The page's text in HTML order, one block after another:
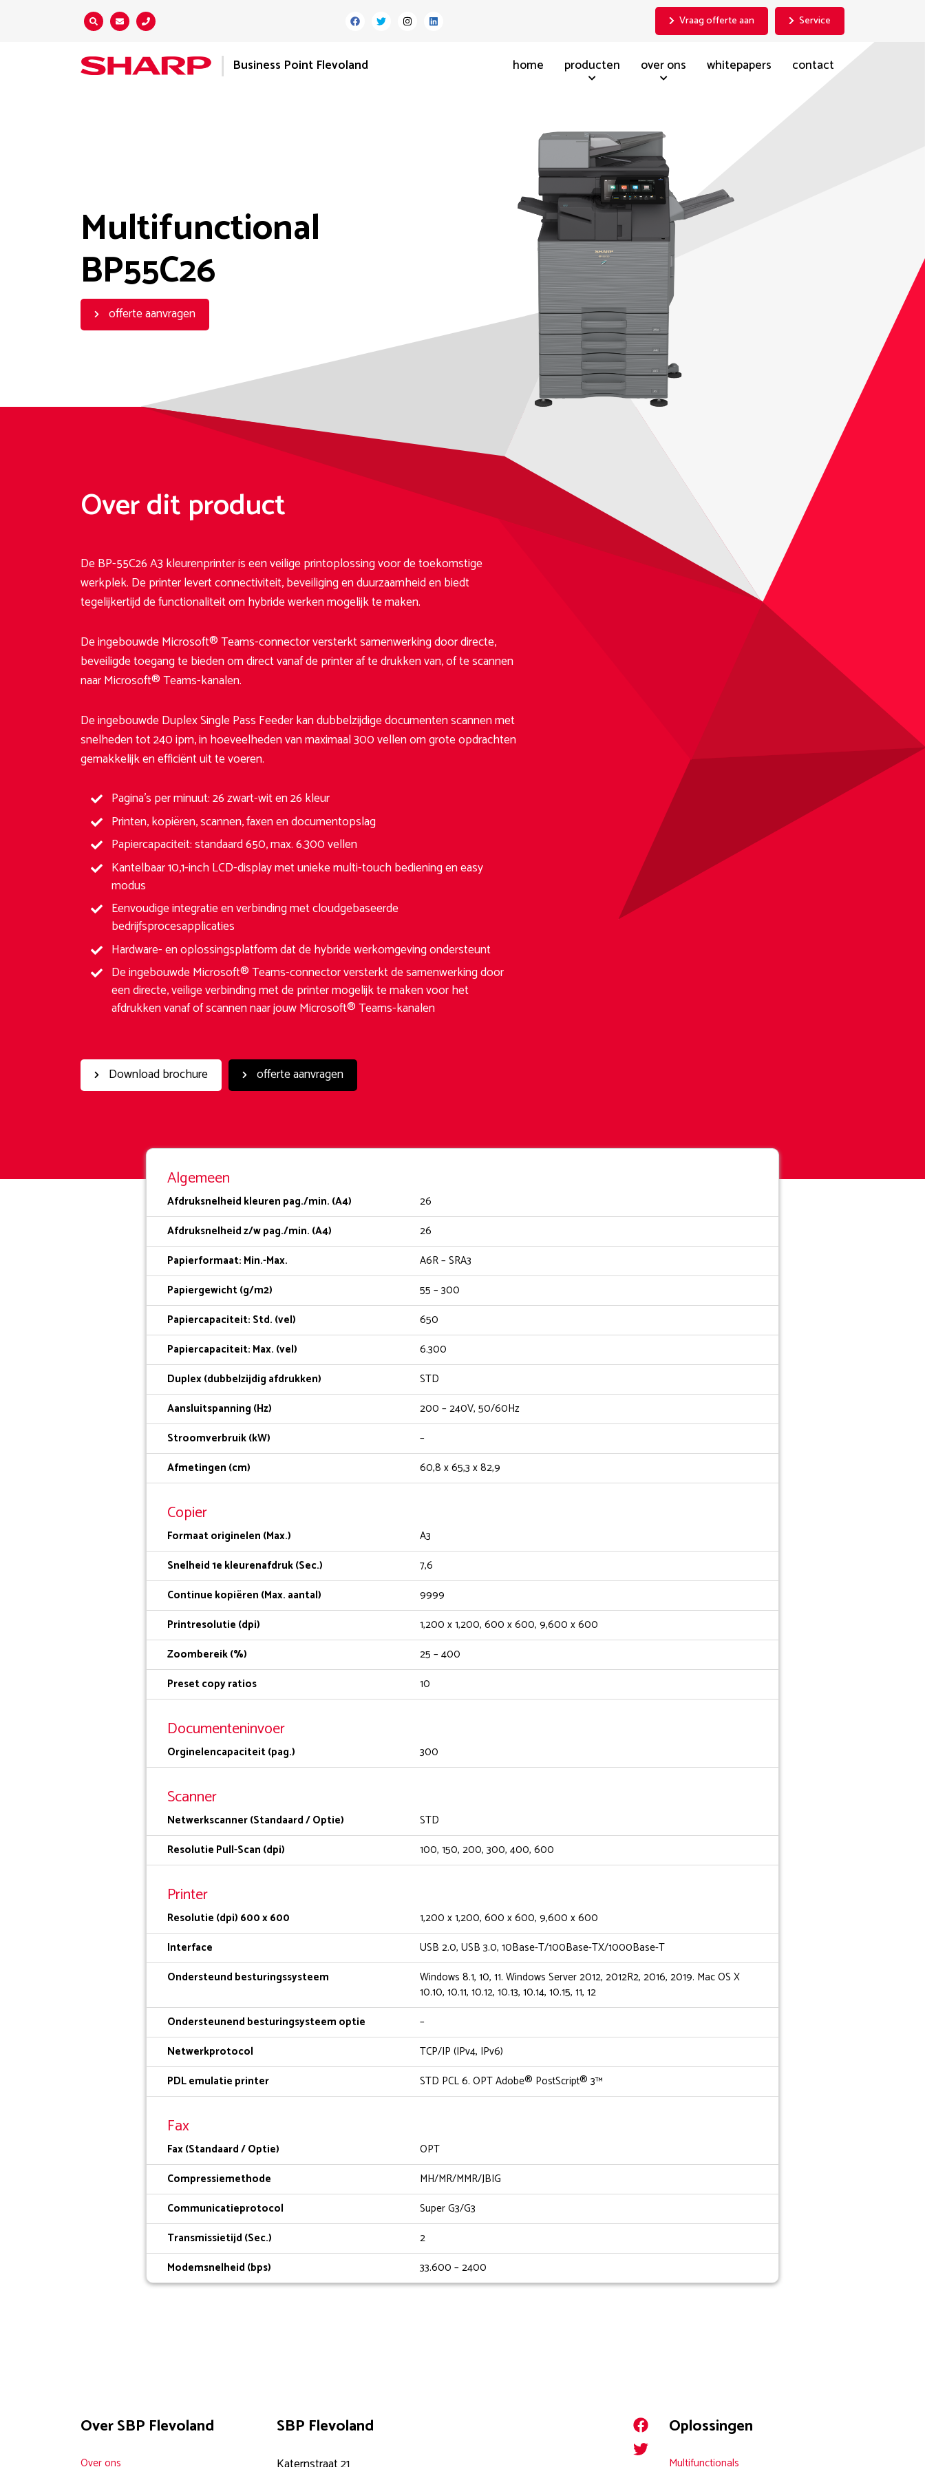
Zoeken... Vraag offerte aan Service
Business Point Flevoland home producten over ons whitepapers contact
Multifunctional
BP55C26
offerte aanvragen
Over dit product
De BP-55C26 A3 kleurenprinter is een veilige printoplossing voor de toekomstige
werkplek. De printer levert connectiviteit, beveiliging en duurzaamheid en biedt
tegelijkertijd de functionaliteit om hybride werken mogelijk te maken.
De ingebouwde Microsoft® Teams-connector versterkt samenwerking door directe,
beveiligde toegang te bieden om direct vanaf de printer af te drukken van, of te scannen
naar Microsoft® Teams-kanalen.
De ingebouwde Duplex Single Pass Feeder kan dubbelzijdige documenten scannen met
snelheden tot 240 ipm, in hoeveelheden van maximaal 300 vellen om grote opdrachten
gemakkelijk en efficiënt uit te voeren.
Pagina’s per minuut: 26 zwart-wit en 26 kleur
Printen, kopiëren, scannen, faxen en documentopslag
Papiercapaciteit: standaard 650, max. 6.300 vellen
Kantelbaar 10,1-inch LCD-display met unieke multi-touch bediening en easy
modus
Eenvoudige integratie en verbinding met cloudgebaseerde
bedrijfsprocesapplicaties
Hardware- en oplossingsplatform dat de hybride werkomgeving ondersteunt
De ingebouwde Microsoft® Teams-connector versterkt de samenwerking door
een directe, veilige verbinding met de printer mogelijk te maken voor het
afdrukken vanaf of scannen naar jouw Microsoft® Teams-kanalen
Download brochure offerte aanvragen
Algemeen
Afdruksnelheid kleuren pag./min. (A4)
26
Afdruksnelheid z/w pag./min. (A4)
26
Papierformaat: Min.-Max.
A6R – SRA3
Papiergewicht (g/m2)
55 – 300
Papiercapaciteit: Std. (vel)
650
Papiercapaciteit: Max. (vel)
6.300
Duplex (dubbelzijdig afdrukken)
STD
Aansluitspanning (Hz)
200 – 240V, 50/60Hz
Stroomverbruik (kW)
–
Afmetingen (cm)
60,8 x 65,3 x 82,9
Copier
Formaat originelen (Max.)
A3
Snelheid 1e kleurenafdruk (Sec.)
7,6
Continue kopiëren (Max. aantal)
9999
Printresolutie (dpi)
1,200 x 1,200, 600 x 600, 9,600 x 600
Zoombereik (%)
25 – 400
Preset copy ratios
10
Documenteninvoer
Orginelencapaciteit (pag.) 300
Scanner
Netwerkscanner (Standaard / Optie)
STD
Resolutie Pull-Scan (dpi)
100, 150, 200, 300, 400, 600
Printer
Resolutie (dpi) 600 x 600
1,200 x 1,200, 600 x 600, 9,600 x 600
Interface
USB 2.0, USB 3.0, 10Base-T/100Base-TX/1000Base-T
Ondersteund besturingssysteem
Windows 8.1, 10, 11. Windows Server 2012, 2012R2, 2016, 2019. Mac OS X
10.10, 10.11, 10.12, 10.13, 10.14, 10.15, 11, 12
Ondersteunend besturingsysteem optie
–
Netwerkprotocol
TCP/IP (IPv4, IPv6)
PDL emulatie printer
STD PCL 6. OPT Adobe® PostScript® 3™
Fax
Fax (Standaard / Optie)
OPT
Compressiemethode
MH/MR/MMR/JBIG
Communicatieprotocol
Super G3/G3
Transmissietijd (Sec.)
2
Modemsnelheid (bps)
33.600 – 2400
Over SBP Flevoland
Over ons
SBP Flevoland Oplossingen
Multifunctionals